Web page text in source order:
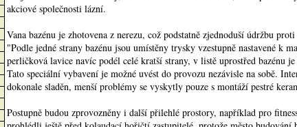
akciové společnosti lázní.
Vana bazénu je zhotovena z nerezu, což podstatně zjednoduší údržbu
"Podle jedné strany bazénu jsou umístěny trysky vzestupně nastavené k
perličková lavice navíc podél celé kratší strany, v listě uprostřed bazénu
Tato speciální vybavení je možné uvést do provozu nezávisle na sobě.
dokonale sladěn, menší problémy se vyskytly pouze s montáží pestré
Postupně budou zprovozněny i další přilehlé prostory, například pro